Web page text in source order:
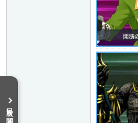
目次を開く